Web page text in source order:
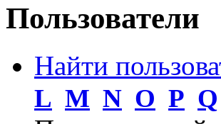
Пользователи
Найти
L M N O P Q